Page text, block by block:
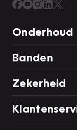
Onderhoud
Banden
Zekerheid